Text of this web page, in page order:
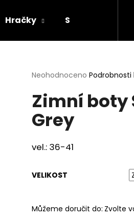
Hračky Smíšené zboží
Průměrné
produktu
je
0,0
z
hvězdiček.
Neohodnoceno
Zimní boty
Grey
vel.: 36-41
VELIKOST
Můžeme doručit do: Zvolte